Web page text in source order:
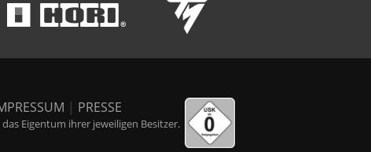
| PRESSE
Eigentum ihrer jeweiligen Besitzer.